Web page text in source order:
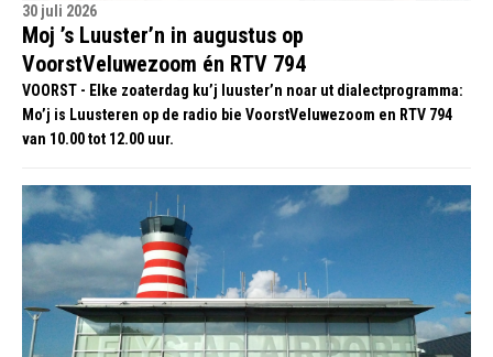
30 juli 2026
Moj ’s Luuster’n in augustus op
VoorstVeluwezoom én RTV 794
VOORST - Elke zoaterdag ku’j luuster’n noar ut dialectprogramma:
Mo’j is Luusteren op de radio bie VoorstVeluwezoom en RTV 794
van 10.00 tot 12.00 uur.